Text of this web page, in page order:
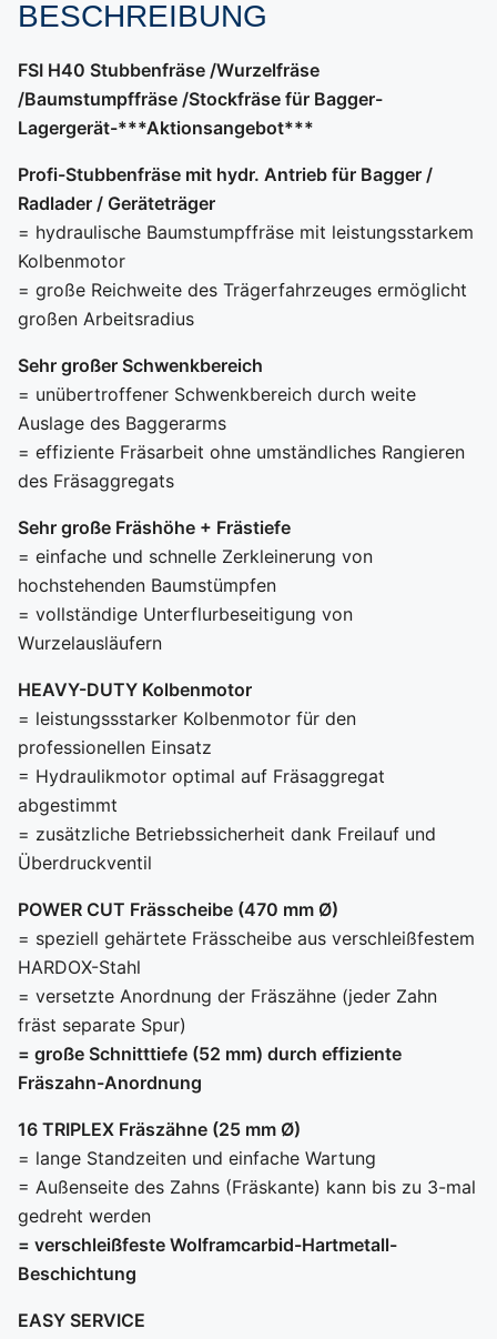
BESCHREIBUNG
FSI H40 Stubbenfräse /Wurzelfräse
/Baumstumpffräse /Stockfräse für Bagger-
Lagergerät-***Aktionsangebot***
Profi-Stubbenfräse mit hydr. Antrieb für Bagger /
Radlader / Geräteträger
= hydraulische Baumstumpffräse mit leistungsstarkem
Kolbenmotor
= große Reichweite des Trägerfahrzeuges ermöglicht
großen Arbeitsradius
Sehr großer Schwenkbereich
= unübertroffener Schwenkbereich durch weite
Auslage des Baggerarms
= effiziente Fräsarbeit ohne umständliches Rangieren
des Fräsaggregats
Sehr große Fräshöhe + Frästiefe
= einfache und schnelle Zerkleinerung von
hochstehenden Baumstümpfen
= vollständige Unterflurbeseitigung von
Wurzelausläufern
HEAVY-DUTY Kolbenmotor
= leistungssstarker Kolbenmotor für den
professionellen Einsatz
= Hydraulikmotor optimal auf Fräsaggregat
abgestimmt
= zusätzliche Betriebssicherheit dank Freilauf und
Überdruckventil
POWER CUT Frässcheibe (470 mm Ø)
= speziell gehärtete Frässcheibe aus verschleißfestem
HARDOX-Stahl
= versetzte Anordnung der Fräszähne (jeder Zahn
fräst separate Spur)
= große Schnitttiefe (52 mm) durch effiziente
Fräszahn-Anordnung
16 TRIPLEX Fräszähne (25 mm Ø)
= lange Standzeiten und einfache Wartung
= Außenseite des Zahns (Fräskante) kann bis zu 3-mal
gedreht werden
= verschleißfeste Wolframcarbid-Hartmetall-
Beschichtung
EASY SERVICE